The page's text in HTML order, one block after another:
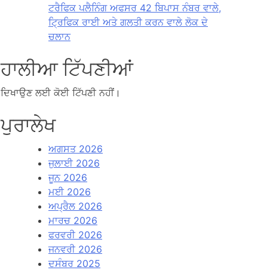
ਟਰੈਫਿਕ ਪਲੈਨਿੰਗ ਅਫਸਰ 42 ਬਿਪਾਸ ਨੰਬਰ ਵਾਲੇ,
ਟ੍ਰਿਫਿਕ ਰਾਈ ਅਤੇ ਗਲਤੀ ਕਰਨ ਵਾਲੇ ਲੋਕ ਦੇ
ਚਲਾਨ
ਹਾਲੀਆ ਟਿੱਪਣੀਆਂ
ਦਿਖਾਉਣ ਲਈ ਕੋਈ ਟਿੱਪਣੀ ਨਹੀਂ।
ਪੁਰਾਲੇਖ
ਅਗਸਤ 2026
ਜੁਲਾਈ 2026
ਜੂਨ 2026
ਮਈ 2026
ਅਪ੍ਰੈਲ 2026
ਮਾਰਚ 2026
ਫਰਵਰੀ 2026
ਜਨਵਰੀ 2026
ਦਸੰਬਰ 2025